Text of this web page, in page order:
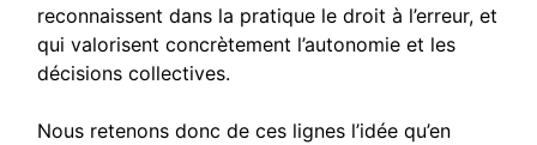
reconnaissent dans la pratique le droit à l’erreur, et
qui valorisent concrètement l’autonomie et les
décisions collectives.
Nous retenons donc de ces lignes l’idée qu’en